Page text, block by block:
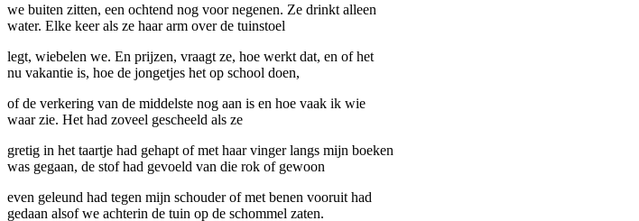
we buiten zitten, een ochtend nog voor negenen. Ze drinkt alleen
water. Elke keer als ze haar arm over de tuinstoel
legt, wiebelen we. En prijzen, vraagt ze, hoe werkt dat, en of het
nu vakantie is, hoe de jongetjes het op school doen,
of de verkering van de middelste nog aan is en hoe vaak ik wie
waar zie. Het had zoveel gescheeld als ze
gretig in het taartje had gehapt of met haar vinger langs mijn boeken
was gegaan, de stof had gevoeld van die rok of gewoon
even geleund had tegen mijn schouder of met benen vooruit had
gedaan alsof we achterin de tuin op de schommel zaten.